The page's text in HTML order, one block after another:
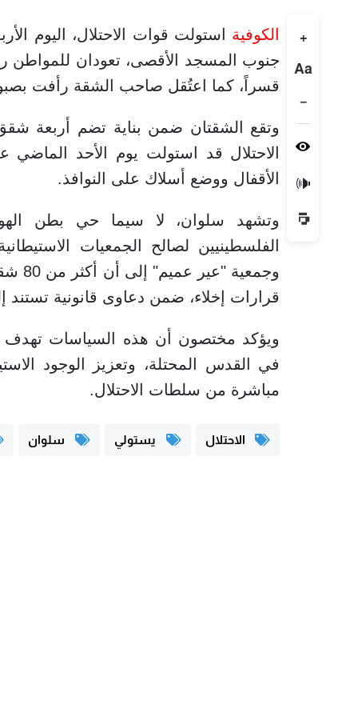
+
Aa
−
🔊
الكوفية استولت قوات الاحتلال، اليوم
جنوب المسجد الأقصى، تعودان للمواطن
قسراً، كما اعتُقل صاحب الشقة رأفت
الاحتلال قد استولت يوم الأحد
الأقفال ووضع أسلاك على النوافذ.
وتشهد سلوان، لا سيما حي بطن
الفلسطينيين لصالح الجمعيات
قرارات إخلاء، ضمن دعاوى قانونية تستند
ويؤكد مختصون أن هذه السياسات تهدف
في القدس المحتلة، وتعزيز الوجود
مباشرة من سلطات الاحتلال.
الاحتلال يستولي سلوان